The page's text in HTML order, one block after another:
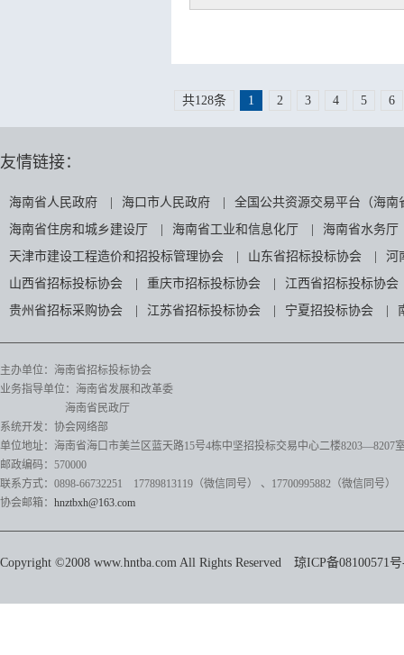
共128条 1 2 3 4 5 6
友情链接：
海南省人民政府 海口市人民政府
全国公共资源交易平台（海南
海南省住房和城乡建设厅
海南省工业和信息化厅
海南省水务厅
天津市建设工程造价和招投标管理协会
山东省招标投标协会
河
山西省招标投标协会
重庆市招标投标协会
江西省招标投标协会
贵州省招标采购协会
江苏省招标投标协会 宁夏招投标协会
主办单位：海南省招标投标协会
业务指导单位：海南省发展和改革委
海南省民政厅
系统开发：协会网络部
单位地址：海南省海口市美兰区蓝天路15号4栋中坚招投标交易中心二楼8203—8207
邮政编码：570000
联系方式：0898-66732251 17789813119（微信同号）
、17700995882 （微信同号）
协会邮箱： hnztbxh@163.com
Copyright ©2008 www.hntba.com All Rights Reserved 琼ICP备08100571